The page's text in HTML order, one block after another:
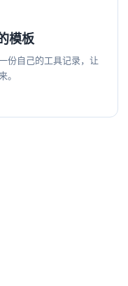
模板
份自己的工具记录，让
。